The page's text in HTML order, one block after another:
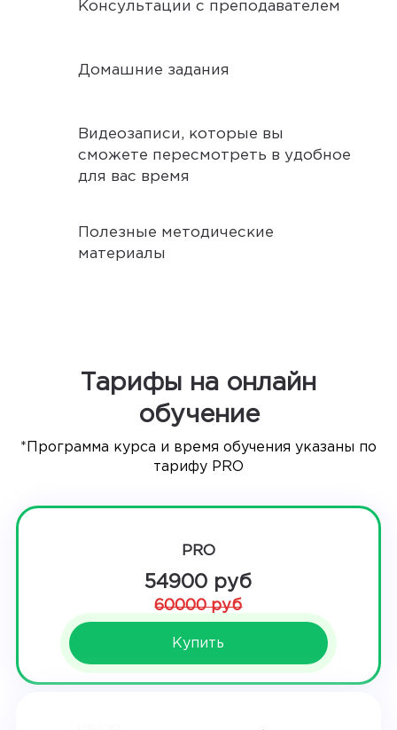
Консультации с преподавателем
Домашние задания
Видеозаписи, которые вы
сможете пересмотреть в удобное
для вас время
Полезные методические
материалы
Тарифы на онлайн
обучение
*Программа курса и время обучения указаны по
тарифу PRO
PRO
54900 руб
60000 руб
Купить